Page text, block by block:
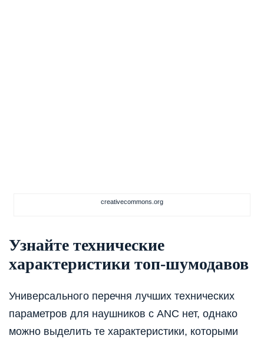
creativecommons.org
Узнайте технические
характеристики топ-шумодавов
Универсального перечня лучших технических
параметров для наушников с ANC нет, однако
можно выделить те характеристики, которыми